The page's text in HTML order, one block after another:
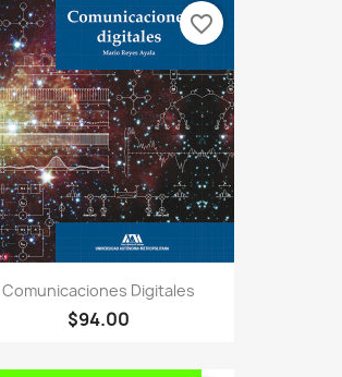
Comunicaciones Digitales
$94.00
favorite_border